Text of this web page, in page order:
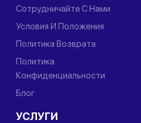
Сотрудничайте С Нами
Условия И Положения
Политика Возврата
Политика
Конфиденциальности
Блог
УСЛУГИ